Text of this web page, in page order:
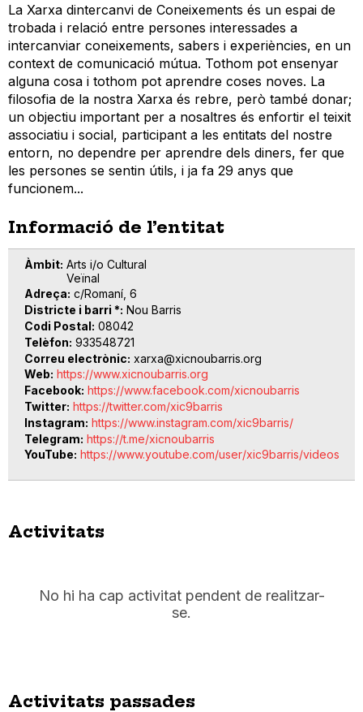
La Xarxa dintercanvi de Coneixements és un espai de
trobada i relació entre persones interessades a
intercanviar coneixements, sabers i experiències, en un
context de comunicació mútua. Tothom pot ensenyar
alguna cosa i tothom pot aprendre coses noves. La
filosofia de la nostra Xarxa és rebre, però també donar;
un objectiu important per a nosaltres és enfortir el teixit
associatiu i social, participant a les entitats del nostre
entorn, no dependre per aprendre dels diners, fer que
les persones se sentin útils, i ja fa 29 anys que
funcionem...
Informació de l’entitat
Àmbit Arts i/o Cultural
Veïnal
Adreça c/Romaní, 6
Districte i barri * Nou Barris
Codi Postal 08042
Telèfon 933548721
Correu electrònic xarxa@xicnoubarris.org
Web https://www.xicnoubarris.org
Facebook https://www.facebook.com/xicnoubarris
Twitter https://twitter.com/xic9barris
Instagram https://www.instagram.com/xic9barris/
Telegram https://t.me/xicnoubarris
YouTube https://www.youtube.com/user/xic9barris/videos
Activitats
No hi ha cap activitat pendent de realitzar-
se.
Activitats passades